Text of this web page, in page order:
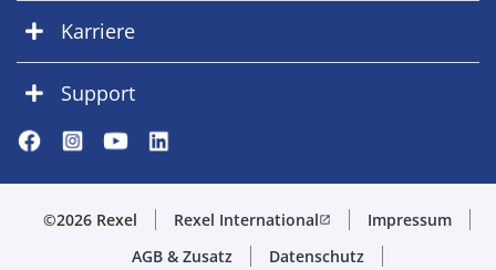
Karriere
Support
©2026 Rexel Rexel Internationalopen_in_new
Impressum
AGB & Zusatz
Datenschutz